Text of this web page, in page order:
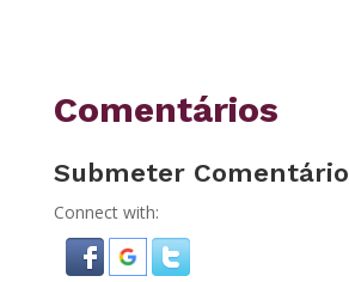
Comentários
Submeter Comentário
Connect with: